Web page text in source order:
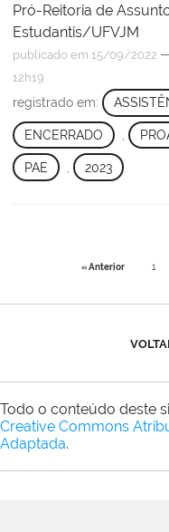
Pró-Reitoria de
Estudantis/UFVJM
publicado em 15/09/2022
12h19
registrado em:
ENCERRADO
PAE 2023
« Anterior 1
Todo o conteúdo deste
Creative Commons
Adaptada.